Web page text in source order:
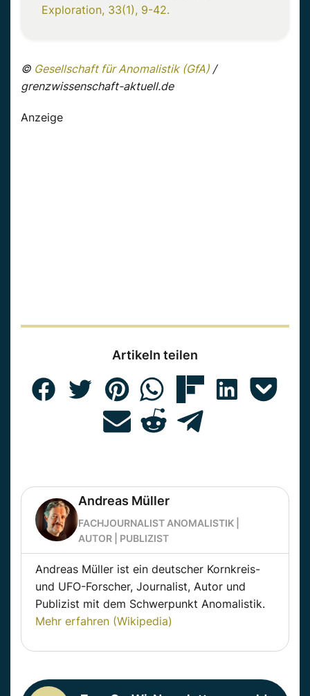
Exploration, 33(1), 9-42.
© Gesellschaft für Anomalistik (GfA) /
grenzwissenschaft-aktuell.de
Anzeige
Artikeln teilen
Andreas Müller
FACHJOURNALIST ANOMALISTIK |
AUTOR | PUBLIZIST
Andreas Müller ist ein deutscher Kornkreis-
und UFO-Forscher, Journalist, Autor und
Publizist mit dem Schwerpunkt Anomalistik.
Mehr erfahren (Wikipedia)